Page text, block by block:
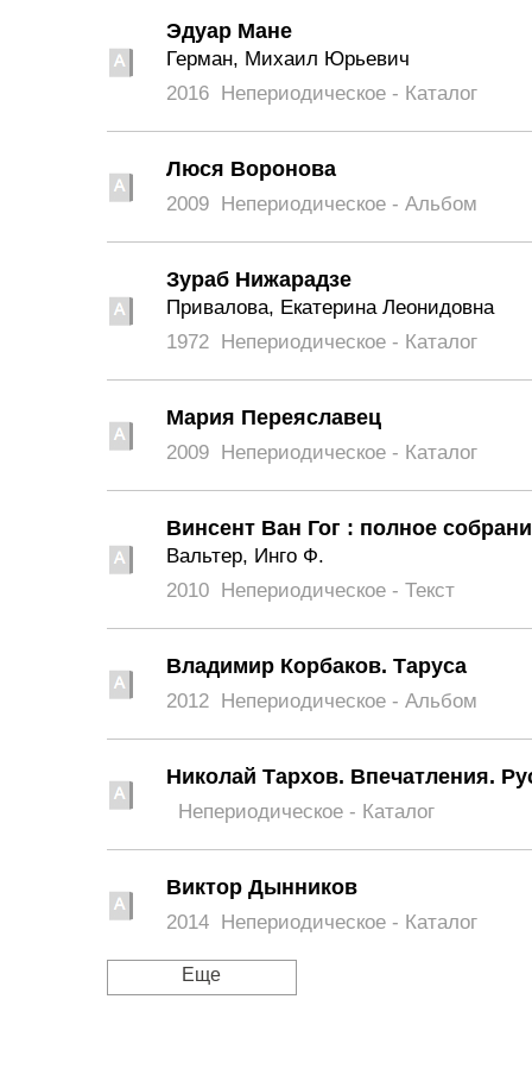
Эдуар Мане
Герман, Михаил Юрьевич
2016 Непериодическое - Каталог
Люся Воронова
2009 Непериодическое - Альбом
Зураб Нижарадзе
Привалова, Екатерина Леонидовна
1972 Непериодическое - Каталог
Мария Переяславец
2009 Непериодическое - Каталог
Винсент Ван Гог : полное
Вальтер, Инго Ф.
2010 Непериодическое - Текст
Владимир Корбаков. Таруса
2012 Непериодическое - Альбом
Николай Тархов. Впечатления.
Непериодическое - Каталог
Виктор Дынников
2014 Непериодическое - Каталог
Еще